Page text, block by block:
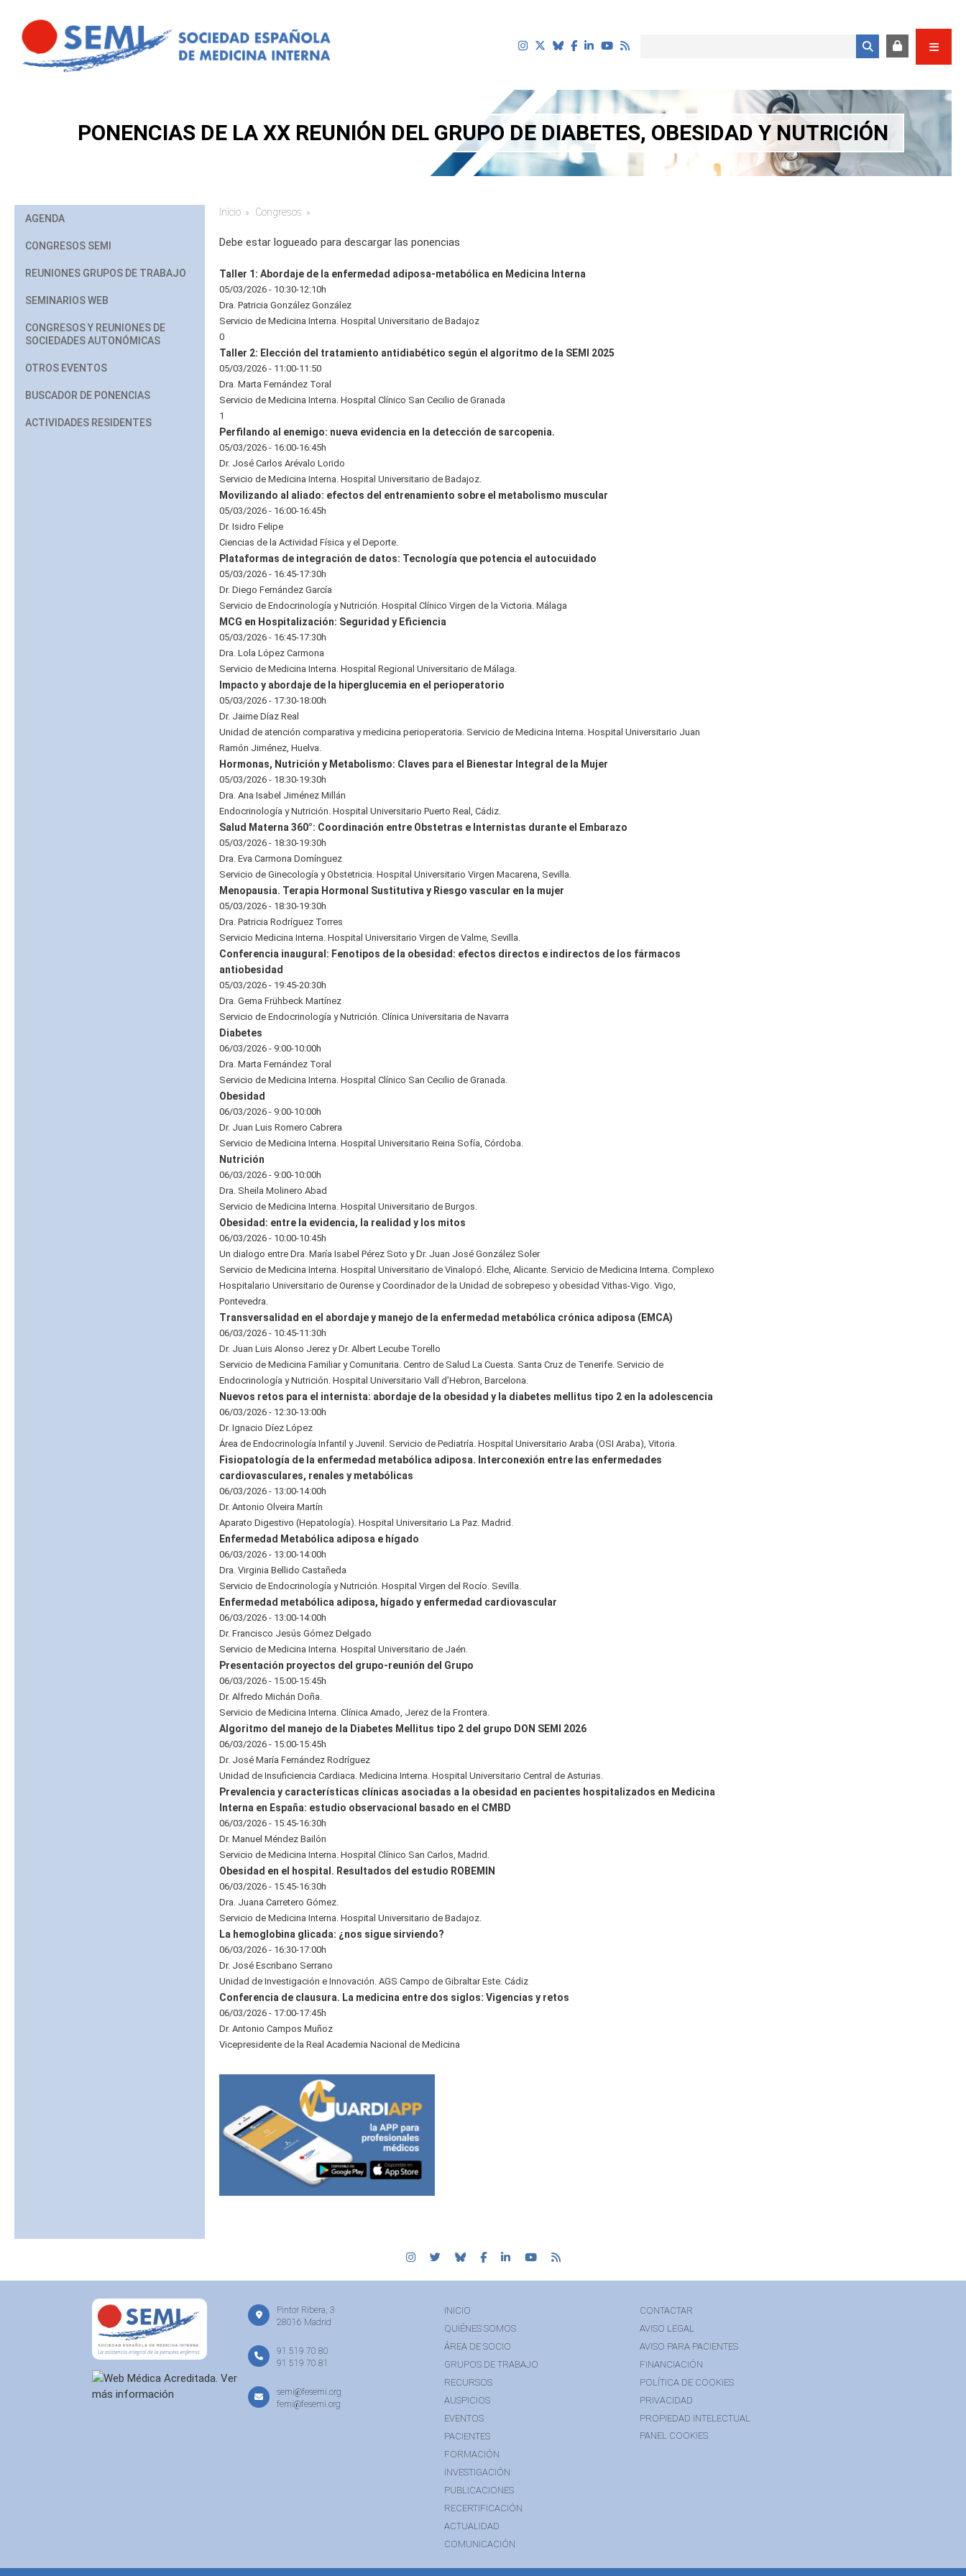
PONENCIAS DE LA XX REUNIÓN DEL GRUPO DE DIABETES, OBESIDAD Y NUTRICIÓN
AGENDA
CONGRESOS SEMI
REUNIONES GRUPOS DE TRABAJO
SEMINARIOS WEB
CONGRESOS Y REUNIONES DE
SOCIEDADES AUTONÓMICAS
OTROS EVENTOS
BUSCADOR DE PONENCIAS
ACTIVIDADES RESIDENTES
Usted está aquí
Inicio Congresos
Debe estar logueado para descargar las ponencias
Taller 1: Abordaje de la enfermedad adiposa-metabólica en Medicina Interna
05/03/2026 - 10:30-12:10h
Dra. Patricia González González
Servicio de Medicina Interna. Hospital Universitario de Badajoz
0
Taller 2: Elección del tratamiento antidiabético según el algoritmo de la SEMI 2025
05/03/2026 - 11:00-11:50
Dra. Marta Fernández Toral
Servicio de Medicina Interna. Hospital Clínico San Cecilio de Granada
1
Perfilando al enemigo: nueva evidencia en la detección de sarcopenia.
05/03/2026 - 16:00-16:45h
Dr. José Carlos Arévalo Lorido
Servicio de Medicina Interna. Hospital Universitario de Badajoz.
Movilizando al aliado: efectos del entrenamiento sobre el metabolismo muscular
05/03/2026 - 16:00-16:45h
Dr. Isidro Felipe
Ciencias de la Actividad Física y el Deporte.
Plataformas de integración de datos: Tecnología que potencia el autocuidado
05/03/2026 - 16:45-17:30h
Dr. Diego Fernández García
Servicio de Endocrinología y Nutrición. Hospital Clínico Virgen de la Victoria. Málaga
MCG en Hospitalización: Seguridad y Eficiencia
05/03/2026 - 16:45-17:30h
Dra. Lola López Carmona
Servicio de Medicina Interna. Hospital Regional Universitario de Málaga.
Impacto y abordaje de la hiperglucemia en el perioperatorio
05/03/2026 - 17:30-18:00h
Dr. Jaime Díaz Real
Unidad de atención comparativa y medicina perioperatoria. Servicio de Medicina Interna. Hospital Universitario Juan
Ramón Jiménez, Huelva.
Hormonas, Nutrición y Metabolismo: Claves para el Bienestar Integral de la Mujer
05/03/2026 - 18:30-19:30h
Dra. Ana Isabel Jiménez Millán
Endocrinología y Nutrición. Hospital Universitario Puerto Real, Cádiz.
Salud Materna 360°: Coordinación entre Obstetras e Internistas durante el Embarazo
05/03/2026 - 18:30-19:30h
Dra. Eva Carmona Domínguez
Servicio de Ginecología y Obstetricia. Hospital Universitario Virgen Macarena, Sevilla.
Menopausia. Terapia Hormonal Sustitutiva y Riesgo vascular en la mujer
05/03/2026 - 18:30-19:30h
Dra. Patricia Rodríguez Torres
Servicio Medicina Interna. Hospital Universitario Virgen de Valme, Sevilla.
Conferencia inaugural: Fenotipos de la obesidad: efectos directos e indirectos de los fármacos
antiobesidad
05/03/2026 - 19:45-20:30h
Dra. Gema Frühbeck Martínez
Servicio de Endocrinología y Nutrición. Clínica Universitaria de Navarra
Diabetes
06/03/2026 - 9:00-10:00h
Dra. Marta Fernández Toral
Servicio de Medicina Interna. Hospital Clínico San Cecilio de Granada.
Obesidad
06/03/2026 - 9:00-10:00h
Dr. Juan Luis Romero Cabrera
Servicio de Medicina Interna. Hospital Universitario Reina Sofía, Córdoba.
Nutrición
06/03/2026 - 9:00-10:00h
Dra. Sheila Molinero Abad
Servicio de Medicina Interna. Hospital Universitario de Burgos.
Obesidad: entre la evidencia, la realidad y los mitos
06/03/2026 - 10:00-10:45h
Un dialogo entre Dra. María Isabel Pérez Soto y Dr. Juan José González Soler
Servicio de Medicina Interna. Hospital Universitario de Vinalopó. Elche, Alicante. Servicio de Medicina Interna. Complexo
Hospitalario Universitario de Ourense y Coordinador de la Unidad de sobrepeso y obesidad Vithas-Vigo. Vigo,
Pontevedra.
Transversalidad en el abordaje y manejo de la enfermedad metabólica crónica adiposa (EMCA)
06/03/2026 - 10:45-11:30h
Dr. Juan Luis Alonso Jerez y Dr. Albert Lecube Torello
Servicio de Medicina Familiar y Comunitaria. Centro de Salud La Cuesta. Santa Cruz de Tenerife. Servicio de
Endocrinología y Nutrición. Hospital Universitario Vall d’Hebron, Barcelona.
Nuevos retos para el internista: abordaje de la obesidad y la diabetes mellitus tipo 2 en la adolescencia
06/03/2026 - 12:30-13:00h
Dr. Ignacio Díez López
Área de Endocrinología Infantil y Juvenil. Servicio de Pediatría. Hospital Universitario Araba (OSI Araba), Vitoria.
Fisiopatología de la enfermedad metabólica adiposa. Interconexión entre las enfermedades
cardiovasculares, renales y metabólicas
06/03/2026 - 13:00-14:00h
Dr. Antonio Olveira Martín
Aparato Digestivo (Hepatología). Hospital Universitario La Paz. Madrid.
Enfermedad Metabólica adiposa e hígado
06/03/2026 - 13:00-14:00h
Dra. Virginia Bellido Castañeda
Servicio de Endocrinología y Nutrición. Hospital Virgen del Rocío. Sevilla.
Enfermedad metabólica adiposa, hígado y enfermedad cardiovascular
06/03/2026 - 13:00-14:00h
Dr. Francisco Jesús Gómez Delgado
Servicio de Medicina Interna. Hospital Universitario de Jaén.
Presentación proyectos del grupo-reunión del Grupo
06/03/2026 - 15:00-15:45h
Dr. Alfredo Michán Doña.
Servicio de Medicina Interna. Clínica Amado, Jerez de la Frontera.
Algoritmo del manejo de la Diabetes Mellitus tipo 2 del grupo DON SEMI 2026
06/03/2026 - 15:00-15:45h
Dr. José María Fernández Rodríguez
Unidad de Insuficiencia Cardiaca. Medicina Interna. Hospital Universitario Central de Asturias.
Prevalencia y características clínicas asociadas a la obesidad en pacientes hospitalizados en Medicina
Interna en España: estudio observacional basado en el CMBD
06/03/2026 - 15:45-16:30h
Dr. Manuel Méndez Bailón
Servicio de Medicina Interna. Hospital Clínico San Carlos, Madrid.
Obesidad en el hospital. Resultados del estudio ROBEMIN
06/03/2026 - 15:45-16:30h
Dra. Juana Carretero Gómez.
Servicio de Medicina Interna. Hospital Universitario de Badajoz.
La hemoglobina glicada: ¿nos sigue sirviendo?
06/03/2026 - 16:30-17:00h
Dr. José Escribano Serrano
Unidad de Investigación e Innovación. AGS Campo de Gibraltar Este. Cádiz
Conferencia de clausura. La medicina entre dos siglos: Vigencias y retos
06/03/2026 - 17:00-17:45h
Dr. Antonio Campos Muñoz
Vicepresidente de la Real Academia Nacional de Medicina
Pintor Ribera, 3
28016 Madrid
91 519 70 80
91 519 70 81
semi@fesemi.org
femi@fesemi.org
INICIO
QUIÉNES SOMOS
ÁREA DE SOCIO
GRUPOS DE TRABAJO
RECURSOS
AUSPICIOS
EVENTOS
PACIENTES
FORMACIÓN
INVESTIGACIÓN
PUBLICACIONES
RECERTIFICACIÓN
ACTUALIDAD
COMUNICACIÓN
CONTACTAR
AVISO LEGAL
AVISO PARA PACIENTES
FINANCIACIÓN
POLÍTICA DE COOKIES
PRIVACIDAD
PROPIEDAD INTELECTUAL
PANEL COOKIES